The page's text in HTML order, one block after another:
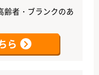
者・ブランクのあ
ら